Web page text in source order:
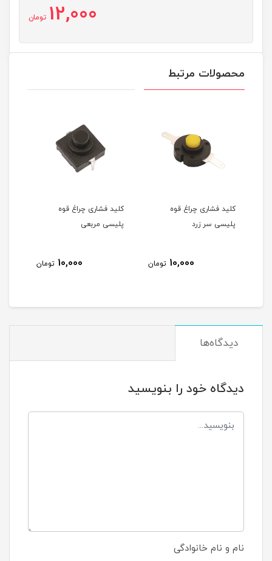
12,000 تومان
محصولات مرتبط
کلید فشاری چراغ قوه
پلیسی سر زرد
10,000 تومان
کلید فشاری چراغ قوه
پلیسی مربعی
10,000 تومان
دیدگاه‌ها
دیدگاه خود را بنویسید
نام و نام خانوادگی